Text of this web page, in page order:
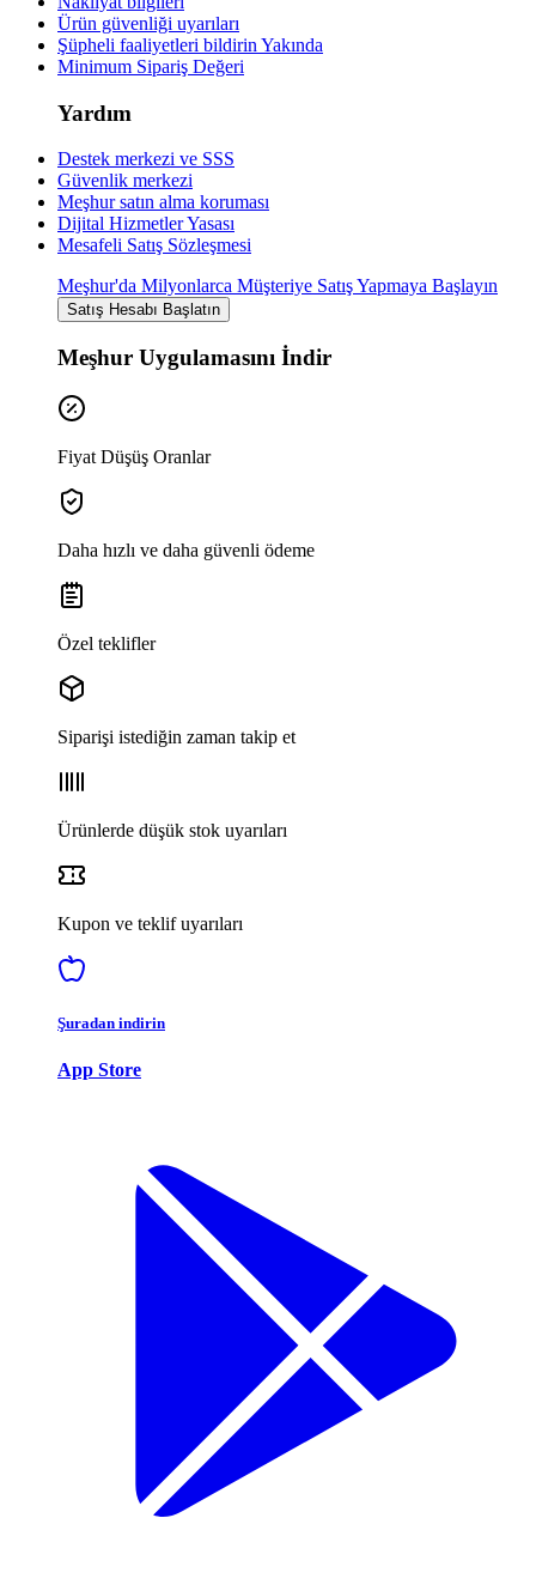
Ürün güvenliği uyarıları
Şüpheli faaliyetleri bildirin Yakında
Minimum Sipariş Değeri
Yardım
Destek merkezi ve SSS
Güvenlik merkezi
Meşhur satın alma koruması
Dijital Hizmetler Yasası
Mesafeli Satış Sözleşmesi
Meşhur'da Milyonlarca Müşteriye Satış Yapmaya Başlayın
Satış Hesabı Başlatın
Meşhur Uygulamasını İndir
Fiyat Düşüş Oranlar
Daha hızlı ve daha güvenli ödeme
Özel teklifler
Siparişi istediğin zaman takip et
Ürünlerde düşük stok uyarıları
Kupon ve teklif uyarıları
Şuradan indirin
App Store